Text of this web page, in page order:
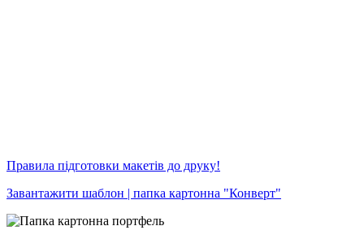
Правила підготовки макетів до друку!
Завантажити шаблон | папка картонна "Конверт"